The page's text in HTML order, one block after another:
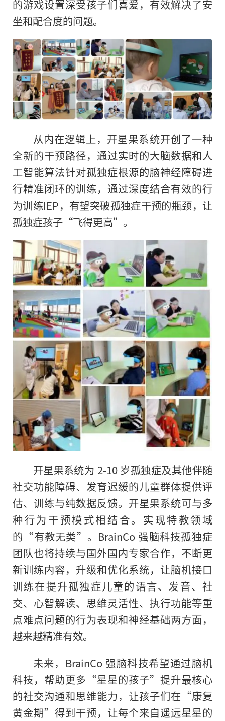
的游戏设置深受孩子们喜爱，有效解决了安
坐和配合度的问题。
从内在逻辑上，开星果系统开创了一种
全新的干预路径，通过实时的大脑数据和人
工智能算法针对孤独症根源的脑神经障碍进
行精准闭环的训练，通过深度结合有效的行
为训练IEP，有望突破孤独症干预的瓶颈，让
孤独症孩子“飞得更高”。
开星果系统为 2-10 岁孤独症及其他伴随
社交功能障碍、发育迟缓的儿童群体提供评
估、训练与纯数据反馈。开星果系统可与多
种行为干预模式相结合。实现特教领域
的“有教无类”。BrainCo 强脑科技孤独症
团队也将持续与国外国内专家合作，不断更
新训练内容，升级和优化系统，让脑机接口
训练在提升孤独症儿童的语言、发音、社
交、心智解读、思维灵活性、执行功能等重
点难点问题的行为表现和神经基础两方面，
越来越精准有效。
未来，BrainCo 强脑科技希望通过脑机
科技，帮助更多“星星的孩子”提升最核心
的社交沟通和思维能力，让孩子们在“康复
黄金期”得到干预，让每个来自遥远星星的